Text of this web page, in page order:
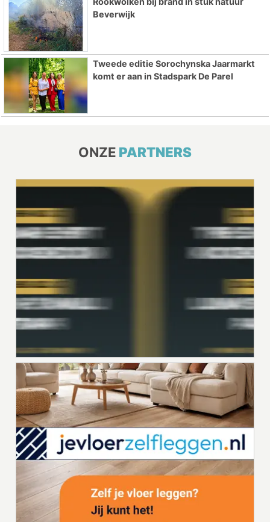
Beverwijk
Tweede editie Sorochynska Jaarmarkt
komt er aan in Stadspark De Parel
ONZE PARTNERS